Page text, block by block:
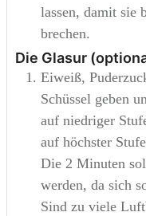
lassen, damit sie
brechen.
Die Glasur
Eiweiß,
Schüssel geben
auf niedriger
auf höchster
Die 2 Minuten
werden, da sich
Sind zu viele